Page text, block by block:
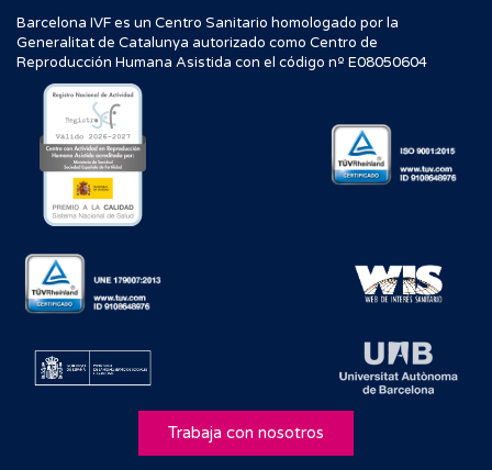
Barcelona IVF es un Centro Sanitario homologado por la
Generalitat de Catalunya autorizado como Centro de
Reproducción Humana Asistida con el código nº E08050604
Trabaja con nosotros